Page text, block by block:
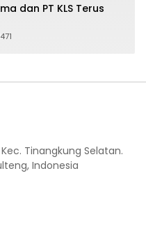
dan PT KLS Terus
Tinangkung Selatan.
Indonesia